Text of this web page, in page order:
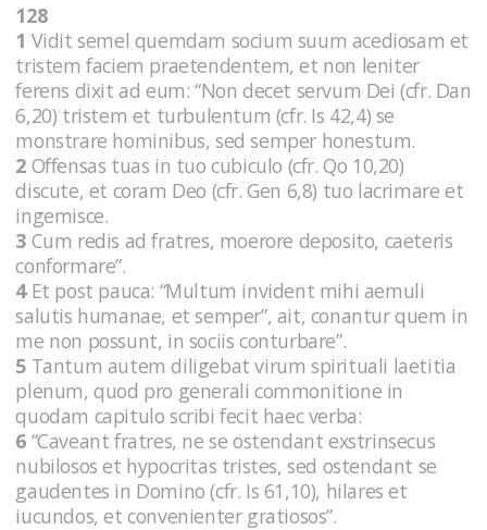
128
1 Vidit semel quemdam socium suum acediosam et
tristem faciem praetendentem, et non leniter
ferens dixit ad eum: “Non decet servum Dei (cfr. Dan
6,20) tristem et turbulentum (cfr. Is 42,4) se
monstrare hominibus, sed semper honestum.
2 Offensas tuas in tuo cubiculo (cfr. Qo 10,20)
discute, et coram Deo (cfr. Gen 6,8) tuo lacrimare et
ingemisce.
3 Cum redis ad fratres, moerore deposito, caeteris
conformare”.
4Et post pauca: “Multum invident mihi aemuli
salutis humanae, et semper”, ait, conantur quem in
me non possunt, in sociis conturbare”.
5 Tantum autem diligebat virum spirituali laetitia
plenum, quod pro generali commonitione in
quodam capitulo scribi fecit haec verba:
6 “Caveant fratres, ne se ostendant exstrinsecus
nubilosos et hypocritas tristes, sed ostendant se
gaudentes in Domino (cfr. Is 61,10), hilares et
iucundos, et convenienter gratiosos”.